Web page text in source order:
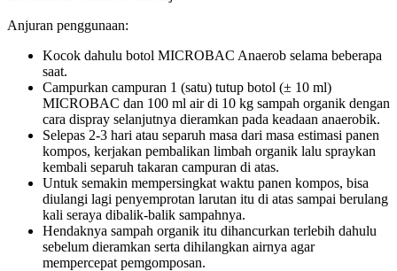
Anjuran penggunaan:
Kocok dahulu botol MICROBAC Anaerob selama beberapa
saat.
Campurkan campuran 1 (satu) tutup botol (± 10 ml)
MICROBAC dan 100 ml air di 10 kg sampah organik dengan
cara dispray selanjutnya dieramkan pada keadaan anaerobik.
Selepas 2-3 hari atau separuh masa dari masa estimasi panen
kompos, kerjakan pembalikan limbah organik lalu spraykan
kembali separuh takaran campuran di atas.
Untuk semakin mempersingkat waktu panen kompos, bisa
diulangi lagi penyemprotan larutan itu di atas sampai berulang
kali seraya dibalik-balik sampahnya.
Hendaknya sampah organik itu dihancurkan terlebih dahulu
sebelum dieramkan serta dihilangkan airnya agar
mempercepat pemgomposan.